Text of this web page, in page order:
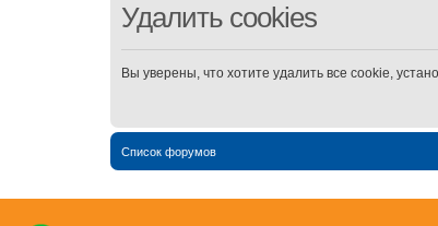
Удалить cookies
Вы уверены, что хотите удалить все cookie,
Список форумов